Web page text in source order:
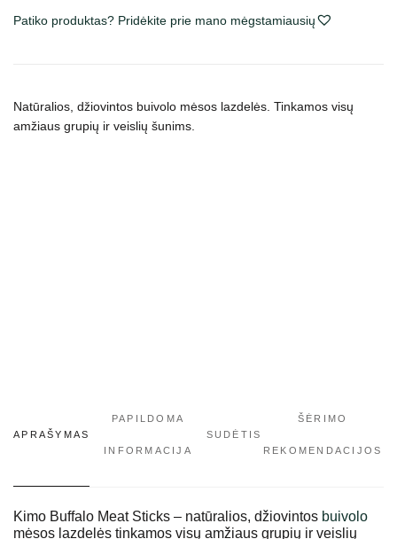
Sticks
g
Patiko produktas? Pridėkite prie mano mėgstamiausių
Natūralios, džiovintos buivolo mėsos lazdelės. Tinkamos visų
amžiaus grupių ir veislių šunims.
APRAŠYMAS
PAPILDOMA
INFORMACIJA
SUDĖTIS
ŠĖRIMO
REKOMENDACIJOS
Kimo Buffalo Meat Sticks – natūralios, džiovintos buivolo
mėsos lazdelės tinkamos visų amžiaus grupių ir veislių